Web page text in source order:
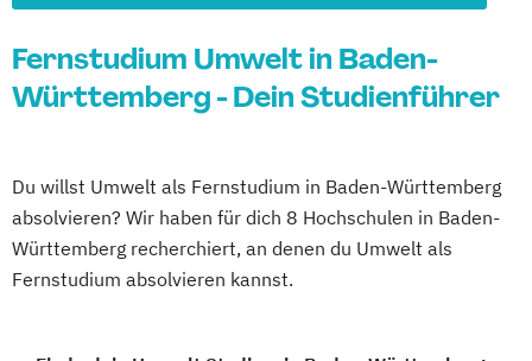
Fernstudium Umwelt in Baden-
Württemberg - Dein Studienführer
Du willst Umwelt als Fernstudium in Baden-Württemberg
absolvieren? Wir haben für dich 8 Hochschulen in Baden-
Württemberg recherchiert, an denen du Umwelt als
Fernstudium absolvieren kannst.